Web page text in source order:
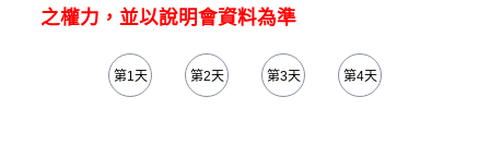
之權力，並以說明會資料為準
第1天 第2天 第3天 第4天